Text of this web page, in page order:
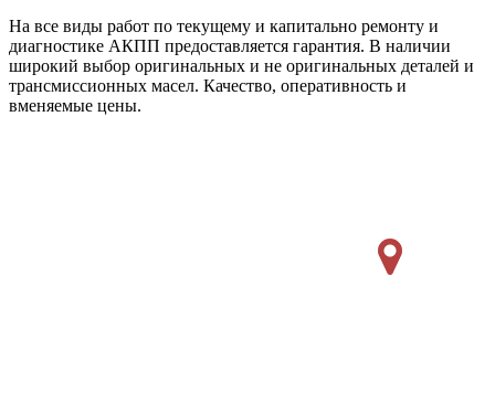
На все виды работ по текущему и капитально ремонту и
диагностике АКПП предоставляется гарантия. В наличии
широкий выбор оригинальных и не оригинальных деталей и
трансмиссионных масел. Качество, оперативность и
вменяемые цены.